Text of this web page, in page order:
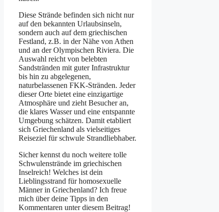
Diese Strände befinden sich nicht nur
auf den bekannten Urlaubsinseln,
sondern auch auf dem griechischen
Festland, z.B. in der Nähe von Athen
und an der Olympischen Riviera. Die
Auswahl reicht von belebten
Sandstränden mit guter Infrastruktur
bis hin zu abgelegenen,
naturbelassenen FKK-Stränden. Jeder
dieser Orte bietet eine einzigartige
Atmosphäre und zieht Besucher an,
die klares Wasser und eine entspannte
Umgebung schätzen. Damit etabliert
sich Griechenland als vielseitiges
Reiseziel für schwule Strandliebhaber.
Sicher kennst du noch weitere tolle
Schwulenstrände im griechischen
Inselreich! Welches ist dein
Lieblingsstrand für homosexuelle
Männer in Griechenland? Ich freue
mich über deine Tipps in den
Kommentaren unter diesem Beitrag!